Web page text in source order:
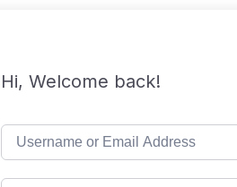
Hi, Welcome back!